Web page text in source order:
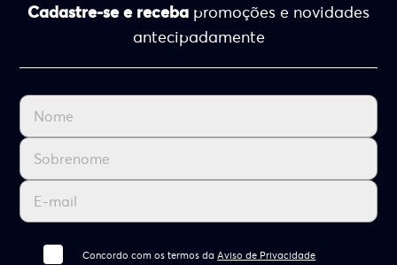
Cadastre-se e receba promoções e novidades
antecipadamente
Concordo com os termos daAviso de Privacidade